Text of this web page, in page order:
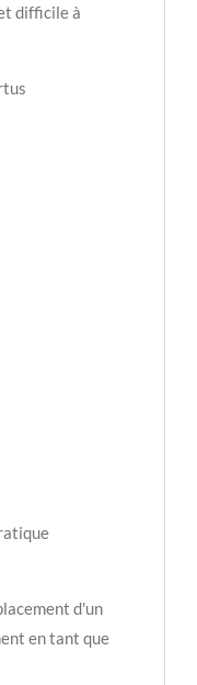
difficile à
d'un
en tant que